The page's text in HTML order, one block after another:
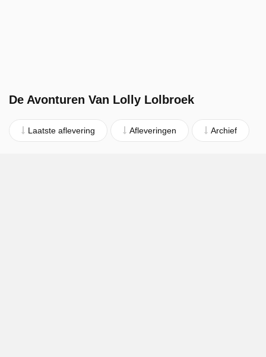
De Avonturen Van Lolly Lolbroek
Laatste aflevering Afleveringen Archief